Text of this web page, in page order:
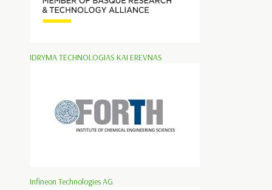
IDRYMA TECHNOLOGIAS KAI EREVNAS
Infineon Technologies AG